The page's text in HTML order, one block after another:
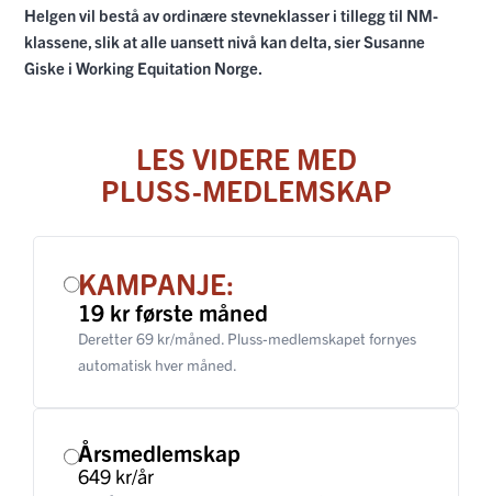
Helgen vil bestå av ordinære stevneklasser i tillegg til NM-
klassene, slik at alle uansett nivå kan delta, sier Susanne
Giske i Working Equitation Norge.
LES VIDERE MED
PLUSS-MEDLEMSKAP
KAMPANJE:
19 kr første måned
Deretter 69 kr/måned. Pluss-medlemskapet fornyes
automatisk hver måned.
Årsmedlemskap
649 kr/år